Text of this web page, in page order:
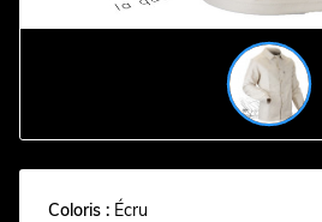
Coloris : Écru